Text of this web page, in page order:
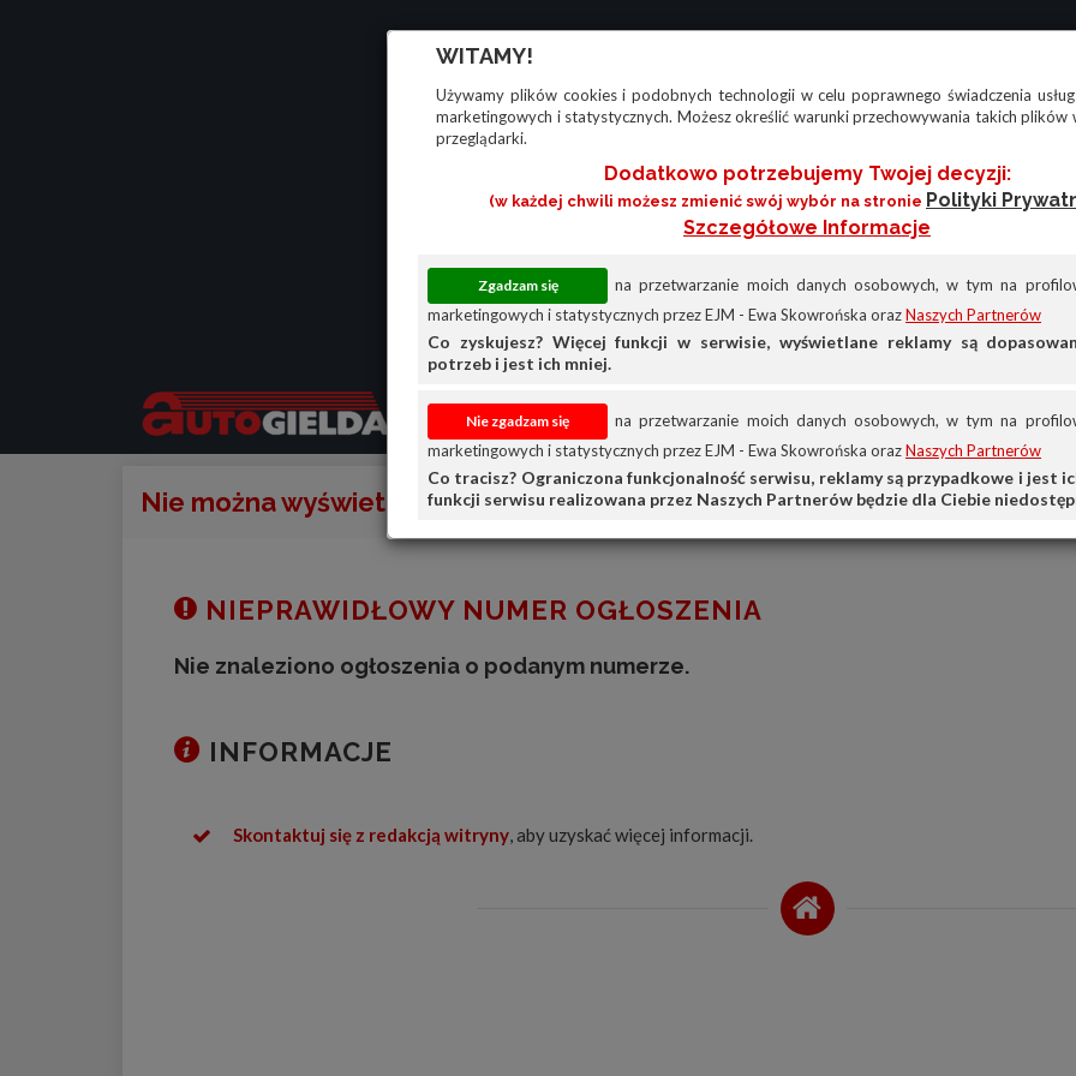
WITAMY!
Używamy plików cookies i podobnych technologii w celu poprawnego świadczenia
marketingowych i statystycznych. Możesz określić warunki przechowywania takich plików
przeglądarki.
Dodatkowo potrzebujemy Twojej decyzji:
(w każdej chwili możesz zmienić swój wybór na stronie Polityki
Szczegółowe Informacje
na przetwarzanie moich danych osobowych, w tym na
marketingowych i statystycznych przez EJM - Ewa Skowrońska orazNaszych Partnerów
Co zyskujesz? Więcej funkcji w serwisie, wyświetlane reklamy są
potrzeb i jest ich mniej.
na przetwarzanie moich danych osobowych, w tym na
marketingowych i statystycznych przez EJM - Ewa Skowrońska orazNaszych Partnerów
Co tracisz? Ograniczona funkcjonalność serwisu, reklamy są przypadkowe i jest
funkcji serwisu realizowana przez Naszych Partnerów będzie dla Ciebie
Nie można wyświetlić ogłoszenia
NIEPRAWIDŁOWY NUMER OGŁOSZENIA
Nie znaleziono ogłoszenia o podanym numerze.
INFORMACJE
Skontaktuj się z redakcją witryny, aby uzyskać więcej informacji.